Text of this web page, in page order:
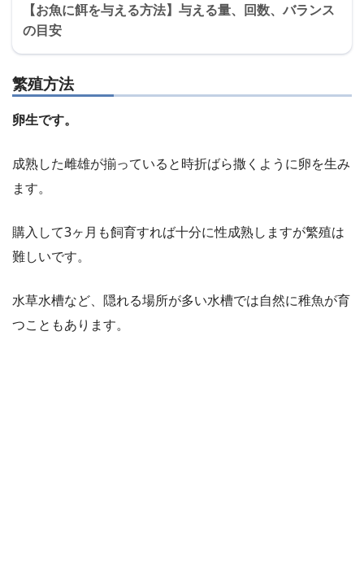
【お魚に餌を与える方法】与える量、回数、バランス
の目安
繁殖方法
卵生です。
成熟した雌雄が揃っていると時折ばら撒くように卵を生み
ます。
購入して3ヶ月も飼育すれば十分に性成熟しますが繁殖は
難しいです。
水草水槽など、隠れる場所が多い水槽では自然に稚魚が育
つこともあります。